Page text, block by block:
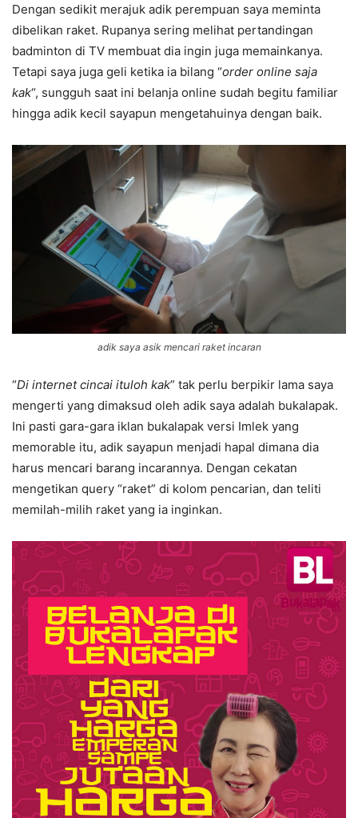
Dengan sedikit merajuk adik perempuan saya meminta
dibelikan raket. Rupanya sering melihat pertandingan
badminton di TV membuat dia ingin juga memainkanya.
Tetapi saya juga geli ketika ia bilang “order online saja
kak“, sungguh saat ini belanja online sudah begitu familiar
hingga adik kecil sayapun mengetahuinya dengan baik.
adik saya asik mencari raket incaran
“Di internet cincai ituloh kak” tak perlu berpikir lama saya
mengerti yang dimaksud oleh adik saya adalah bukalapak.
Ini pasti gara-gara iklan bukalapak versi Imlek yang
memorable itu, adik sayapun menjadi hapal dimana dia
harus mencari barang incarannya. Dengan cekatan
mengetikan query “raket” di kolom pencarian, dan teliti
memilah-milih raket yang ia inginkan.